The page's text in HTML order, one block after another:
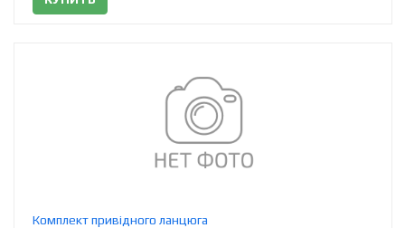
Комплект привідного ланцюга